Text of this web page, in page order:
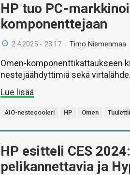
HP tuo PC-
komponenttejaan
2.4.2025 - 23:17 /Timo Niemenmaa
Omen-komponenttikattaukseen
nestejäähdyttimiä sekä virtalähde.
Lue lisää
AIO-nestecooleri HP Omen
HP esitteli CES
pelikannettavia ja